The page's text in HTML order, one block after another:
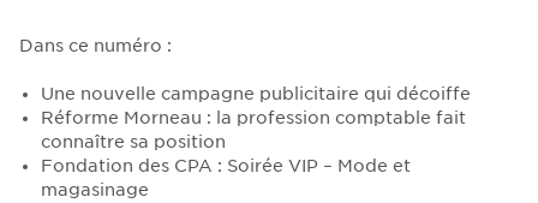
Dans ce numéro :
Une nouvelle campagne publicitaire qui décoiffe
Réforme Morneau : la profession comptable fait
connaître sa position
Fondation des CPA : Soirée VIP – Mode et
magasinage